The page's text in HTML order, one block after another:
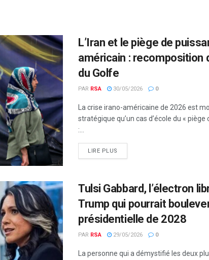
L’Iran et le piège de
américain : recomposition
du Golfe
PAR RSA 30/05/2026 0
La crise irano-américaine de 2026 est
stratégique qu’un cas d’école du « piège
:...
LIRE PLUS
Tulsi Gabbard, l’électron
Trump qui pourrait
présidentielle de 2028
PAR RSA 29/05/2026 0
La personne qui a démystifié les deux